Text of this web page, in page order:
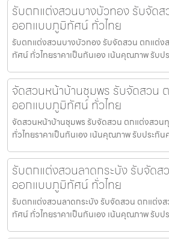
รับตกแต่งสวนบางบัวทอง รับจัด
ออกแบบภูมิทัศน์ ทั่วไทย
รับตกแต่งสวนบางบัวทอง รับจัดสวน ตกแต่
ทัศน์ ทั่วไทยราคาเป็นกันเอง เน้นคุณภาพ รับป
จัดสวนหน้าบ้านชุมพร รับจัดสวน
ออกแบบภูมิทัศน์ ทั่วไทย
จัดสวนหน้าบ้านชุมพร รับจัดสวน ตกแต่งสว
ทั่วไทยราคาเป็นกันเอง เน้นคุณภาพ รับประกั
รับตกแต่งสวนลาดกระบัง รับจัดส
ออกแบบภูมิทัศน์ ทั่วไทย
รับตกแต่งสวนลาดกระบัง รับจัดสวน ตกแต่ง
ทัศน์ ทั่วไทยราคาเป็นกันเอง เน้นคุณภาพ รับป